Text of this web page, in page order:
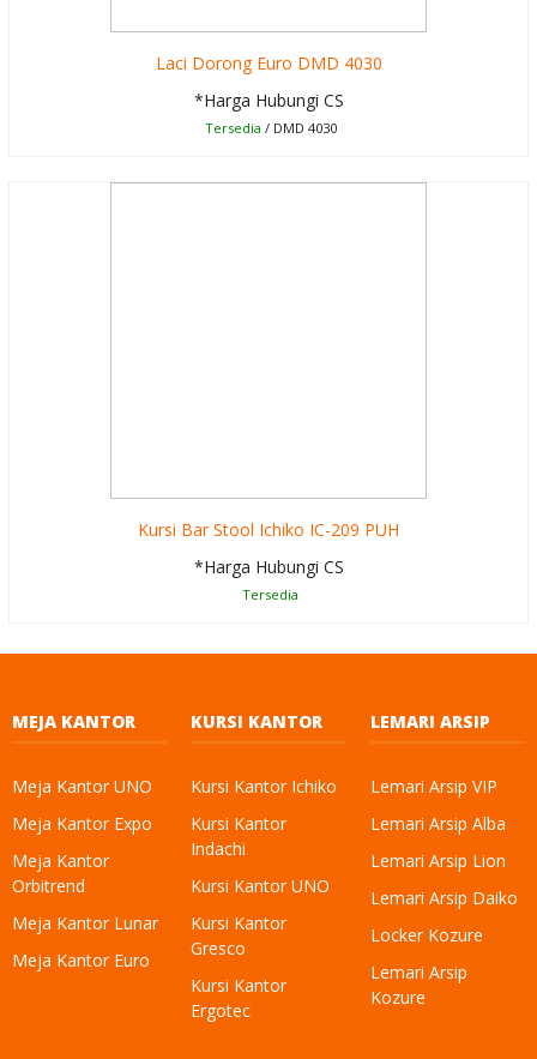
Laci Dorong Euro DMD 4030
*Harga Hubungi CS
Tersedia / DMD 4030
Kursi Bar Stool Ichiko IC-209 PUH
*Harga Hubungi CS
Tersedia
MEJA KANTOR
Meja Kantor UNO
Meja Kantor Expo
Meja Kantor
Orbitrend
Meja Kantor Lunar
Meja Kantor Euro
KURSI KANTOR
Kursi Kantor Ichiko
Kursi Kantor
Indachi
Kursi Kantor UNO
Kursi Kantor
Gresco
Kursi Kantor
Ergotec
LEMARI ARSIP
Lemari Arsip VIP
Lemari Arsip Alba
Lemari Arsip Lion
Lemari Arsip Daiko
Locker Kozure
Lemari Arsip
Kozure